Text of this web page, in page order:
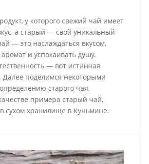
у которого свежий чай имеет
а старый — свой уникальный
— это наслаждаться вкусом,
и успокаивать душу.
— вот истинная
Далее поделимся некоторыми
старого чая,
примера старый чай,
сухом хранилище в Куньмине.